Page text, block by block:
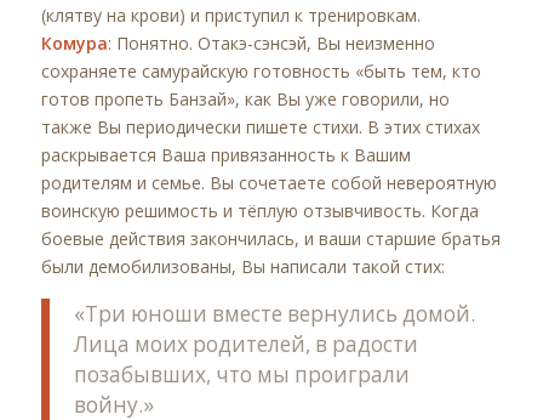
(клятву на крови) и приступил к тренировкам.
Комура: Понятно. Отакэ-сэнсэй, Вы неизменно
сохраняете самурайскую готовность «быть тем, кто
готов пропеть Банзай», как Вы уже говорили, но
также Вы периодически пишете стихи. В этих стихах
раскрывается Ваша привязанность к Вашим
родителям и семье. Вы сочетаете собой невероятную
воинскую решимость и тёплую отзывчивость. Когда
боевые действия закончилась, и ваши старшие братья
были демобилизованы, Вы написали такой стих:
«Три юноши вместе вернулись домой.
Лица моих родителей, в радости
позабывших, что мы проиграли
войну.»